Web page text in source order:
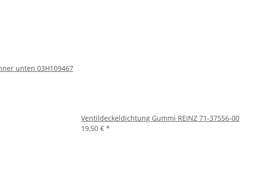
unten 03H109467
Ventildeckeldichtung Gummi REINZ 71-37556-00
19,50 € *